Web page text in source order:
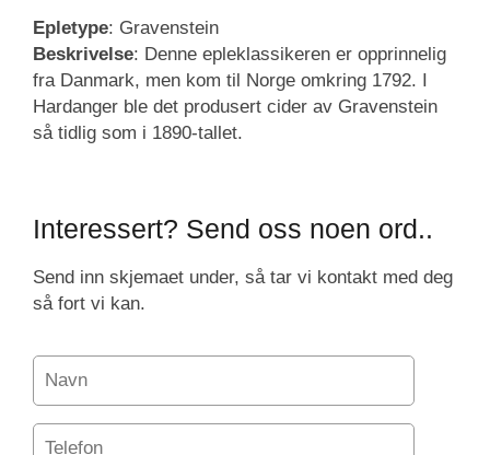
Epletype: Gravenstein
Beskrivelse: Denne epleklassikeren er opprinnelig
fra Danmark, men kom til Norge omkring 1792. I
Hardanger ble det produsert cider av Gravenstein
så tidlig som i 1890-tallet.
Interessert? Send oss noen ord..
Send inn skjemaet under, så tar vi kontakt med deg
så fort vi kan.